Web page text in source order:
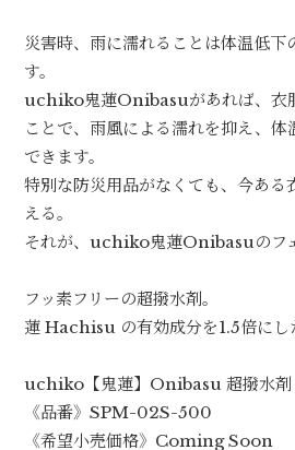
災害時、雨に濡れることは体温低下
す。
uchiko鬼蓮Onibasuがあれば、衣
ことで、雨風による濡れを抑え、
できます。
特別な防災用品がなくても、今ある
える。
それが、uchiko鬼蓮Onibasuのフェ
フッ素フリーの超撥水剤。
蓮 Hachisu の有効成分を1.5倍にし
uchiko【鬼蓮】Onibasu 超撥水剤
《品番》SPM-02S-500
《希望小売価格》Coming Soon